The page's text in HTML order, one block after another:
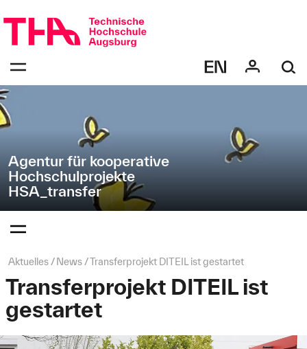
überspringen
zur
Navigation
"HSA_transfer"
Agentur für kooperative
Hochschulprojekte
HSA_transfer
bestätigen
Öffnen
bestätigen
des
Seitenpfad:
Aktuelles News Transferprojekt DITEIL ist gestartet
Transferprojekt DITEIL ist
gestartet